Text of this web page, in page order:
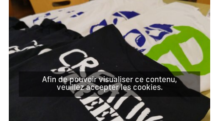
Afin de pouvoir visualiser ce contenu,
veuillez accepter les cookies.